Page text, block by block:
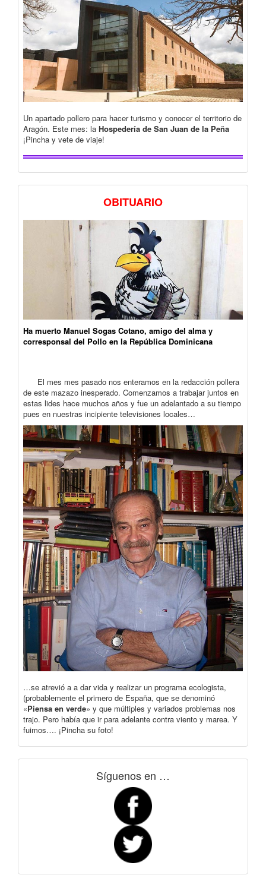
Un apartado pollero para hacer turismo y conocer el territorio de
Aragón. Este mes: la Hospedería de San Juan de la Peña
¡Pincha y vete de viaje!
OBITUARIO
Ha muerto Manuel Sogas Cotano, amigo del alma y
corresponsal del Pollo en la República Dominicana
El mes mes pasado nos enteramos en la redacción pollera
de este mazazo inesperado. Comenzamos a trabajar juntos en
estas lides hace muchos años y fue un adelantado a su tiempo
pues en nuestras incipiente televisiones locales…
…se atrevió a a dar vida y realizar un programa ecologista,
(probablemente el primero de España, que se denominó
«Piensa en verde» y que múltiples y variados problemas nos
trajo. Pero había que ir para adelante contra viento y marea. Y
fuimos…. ¡Pincha su foto!
Síguenos en …